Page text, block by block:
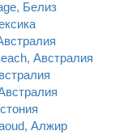
Белиз
Австралия
Алжир